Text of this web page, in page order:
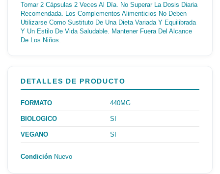
Tomar 2 Cápsulas 2 Veces Al Día. No Superar La Dosis Diaria
Recomendada. Los Complementos Alimenticios No Deben
Utilizarse Como Sustituto De Una Dieta Variada Y Equilibrada
Y Un Estilo De Vida Saludable. Mantener Fuera Del Alcance
De Los Niños.
DETALLES DE PRODUCTO
FORMATO 440MG
BIOLOGICO SI
VEGANO SI
Condición Nuevo